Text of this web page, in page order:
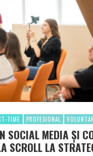
TIME PROFESIONAL
SOCIAL MEDIA ȘI
SCROLL LA